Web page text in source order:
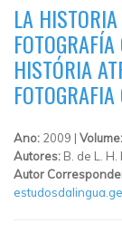
LA
HISTÓRIA
Ano: 2009 | Volume:
Autores: B. de L.
Autor